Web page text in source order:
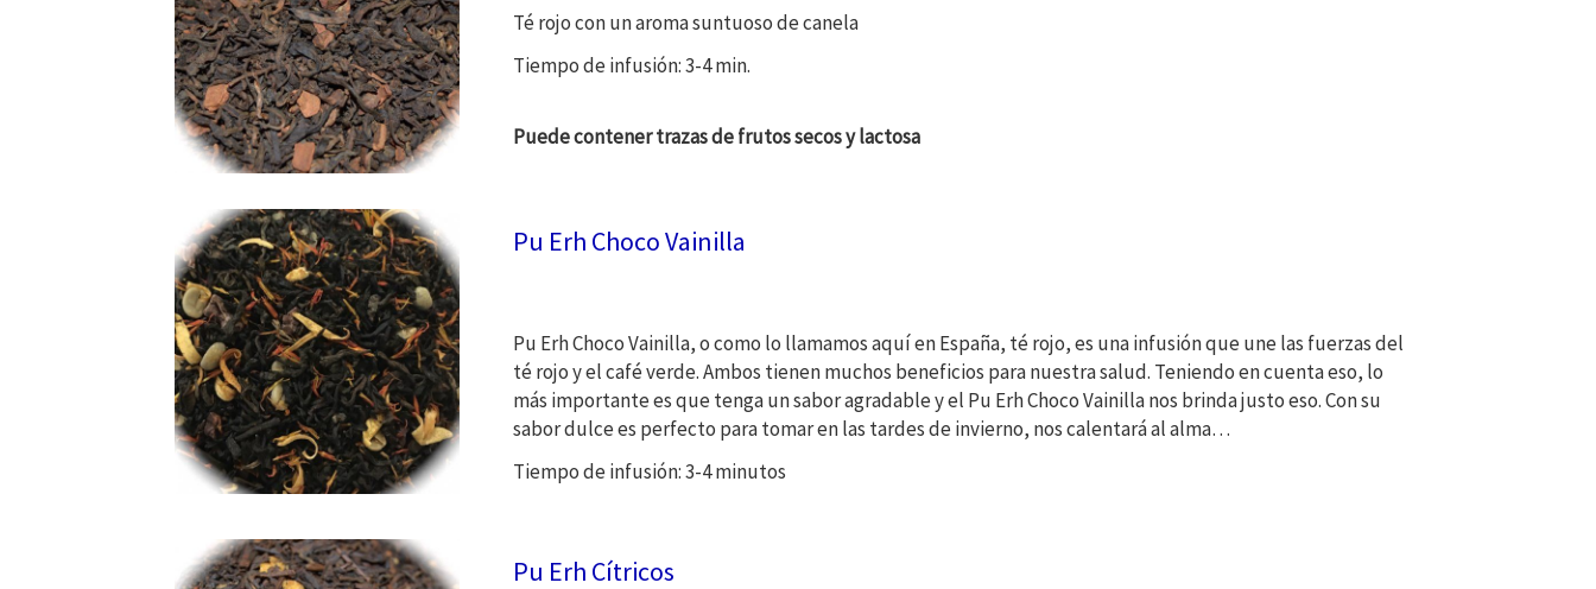
Té rojo con un aroma suntuoso de canela
Tiempo de infusión: 3-4 min.
Puede contener trazas de frutos secos y lactosa
Pu Erh Choco Vainilla
Pu Erh Choco Vainilla, o como lo llamamos aquí en España, té rojo, es una infusión que une las fuerzas del
té rojo y el café verde. Ambos tienen muchos beneficios para nuestra salud. Teniendo en cuenta eso, lo
más importante es que tenga un sabor agradable y el Pu Erh Choco Vainilla nos brinda justo eso. Con su
sabor dulce es perfecto para tomar en las tardes de invierno, nos calentará al alma…
Tiempo de infusión: 3-4 minutos
Pu Erh Cítricos